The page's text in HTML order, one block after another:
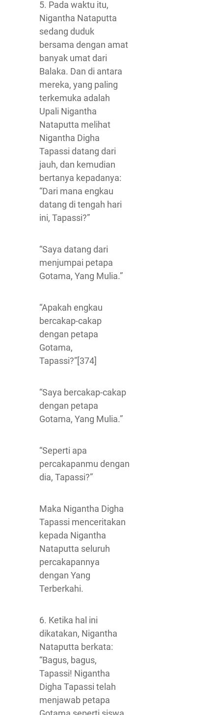
5. Pada waktu itu,
Nigantha Nataputta
sedang duduk
bersama dengan amat
banyak umat dari
Balaka. Dan di antara
mereka, yang paling
terkemuka adalah
Upali Nigantha
Nataputta melihat
Nigantha Digha
Tapassi datang dari
jauh, dan kemudian
bertanya kepadanya:
“Dari mana engkau
datang di tengah hari
ini, Tapassi?”
“Saya datang dari
menjumpai petapa
Gotama, Yang Mulia.”
“Apakah engkau
bercakap-cakap
dengan petapa
Gotama,
Tapassi?”[374]
“Saya bercakap-cakap
dengan petapa
Gotama, Yang Mulia.”
“Seperti apa
percakapanmu dengan
dia, Tapassi?”
Maka Nigantha Digha
Tapassi menceritakan
kepada Nigantha
Nataputta seluruh
percakapannya
dengan Yang
Terberkahi.
6. Ketika hal ini
dikatakan, Nigantha
Nataputta berkata:
“Bagus, bagus,
Tapassi! Nigantha
Digha Tapassi telah
menjawab petapa